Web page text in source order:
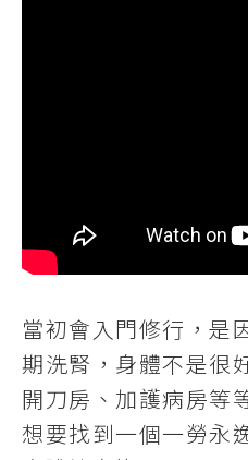
當初會入門修行，是
期洗腎，身體不是很
開刀房、加護病房等
想要找到一個一勞永